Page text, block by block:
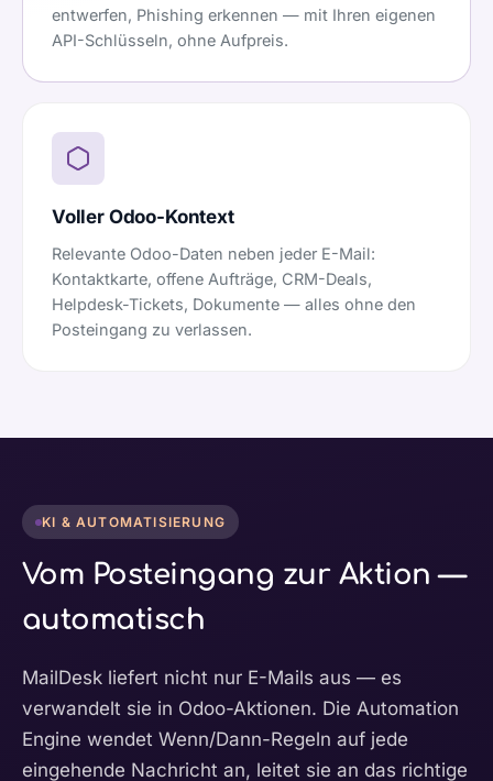
entwerfen, Phishing erkennen — mit Ihren eigenen
API-Schlüsseln, ohne Aufpreis.
Voller Odoo-Kontext
Relevante Odoo-Daten neben jeder E-Mail:
Kontaktkarte, offene Aufträge, CRM-Deals,
Helpdesk-Tickets, Dokumente — alles ohne den
Posteingang zu verlassen.
KI & AUTOMATISIERUNG
Vom Posteingang zur Aktion —
automatisch
MailDesk liefert nicht nur E-Mails aus — es
verwandelt sie in Odoo-Aktionen. Die Automation
Engine wendet Wenn/Dann-Regeln auf jede
eingehende Nachricht an, leitet sie an das richtige